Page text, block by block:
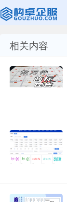
产网
相关内容